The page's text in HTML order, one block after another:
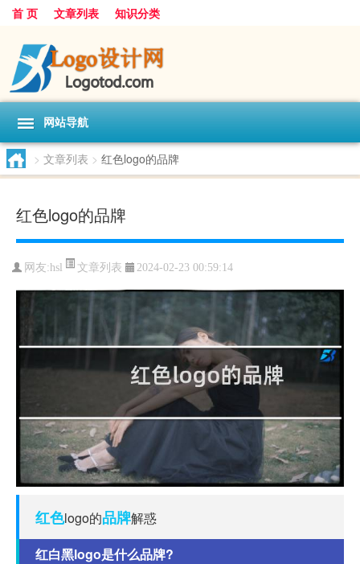
首 页 文章列表 知识分类
网站导航
> 文章列表 > 红色logo的品牌
红色logo的品牌
网友:hsl 文章列表 2024-02-23 00:59:14
红色logo的品牌解惑
红白黑logo是什么品牌?